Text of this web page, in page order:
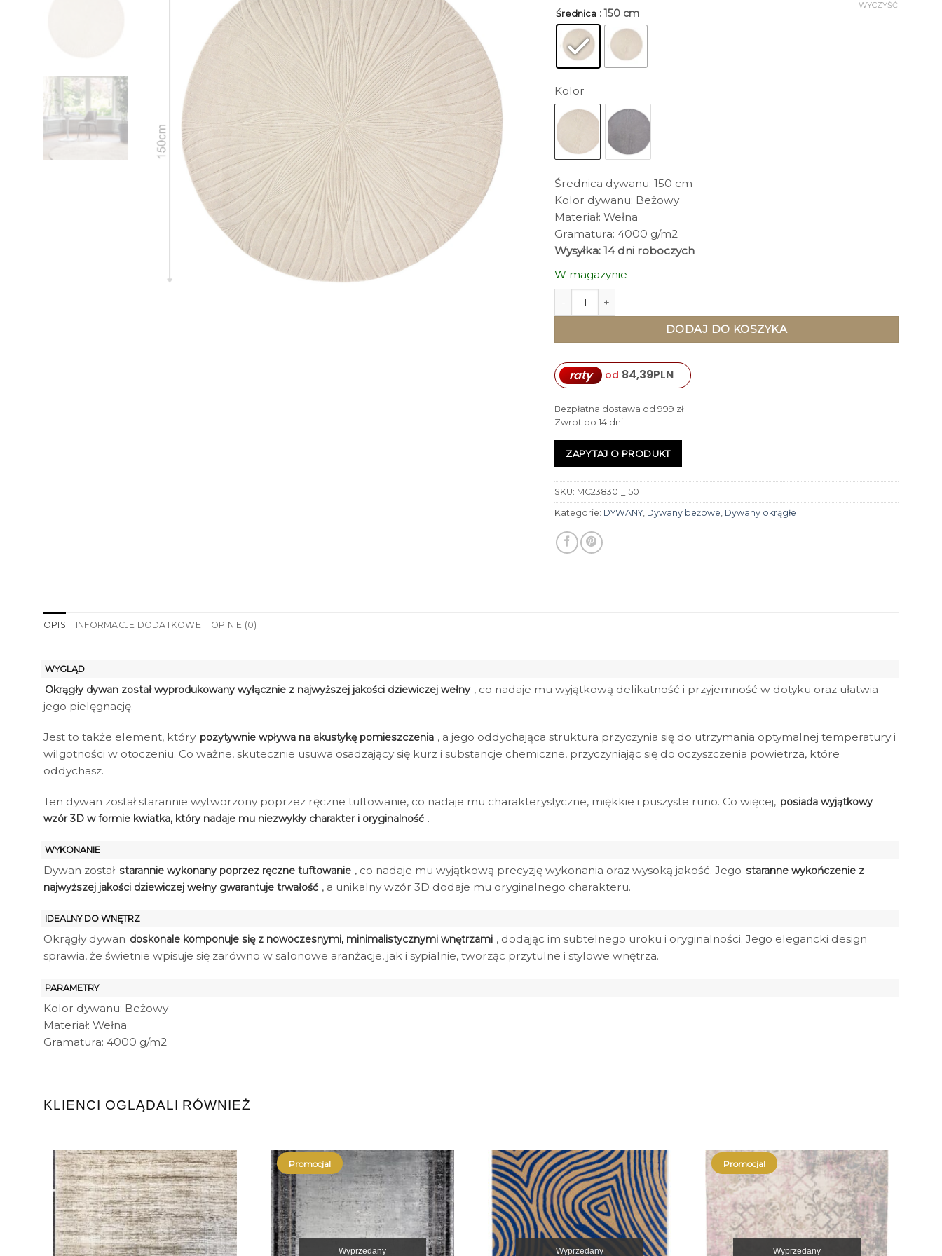
Średnica : 150 cm
WYCZYŚĆ
Kolor
Średnica dywanu: 150 cm
Kolor dywanu: Beżowy
Materiał: Wełna
Gramatura: 4000 g/m2
Wysyłka: 14 dni roboczych
W magazynie
ilość DYWAN Folia Round Stone, wzór 3D, beżowy, wełniany, premium
DODAJ DO KOSZYKA
raty od 84,39PLN
Bezpłatna dostawa od 999 zł
Zwrot do 14 dni
ZAPYTAJ O PRODUKT
SKU: MC238301_150
Kategorie: DYWANY, Dywany beżowe Dywany okrągłe
OPIS INFORMACJE DODATKOWE OPINIE (0)
WYGLĄD
Okrągły dywan został wyprodukowany wyłącznie z najwyższej jakości dziewiczej wełny , co nadaje mu wyjątkową delikatność i przyjemność w dotyku oraz ułatwia
jego pielęgnację.
Jest to także element, który pozytywnie wpływa na akustykę pomieszczenia , a jego oddychająca struktura przyczynia się do utrzymania optymalnej temperatury i
wilgotności w otoczeniu. Co ważne, skutecznie usuwa osadzający się kurz i substancje chemiczne, przyczyniając się do oczyszczenia powietrza, które
oddychasz.
Ten dywan został starannie wytworzony poprzez ręczne tuftowanie, co nadaje mu charakterystyczne, miękkie i puszyste runo. Co więcej, posiada wyjątkowy
wzór 3D w formie kwiatka, który nadaje mu niezwykły charakter i oryginalność .
WYKONANIE
Dywan został starannie wykonany poprzez ręczne tuftowanie , co nadaje mu wyjątkową precyzję wykonania oraz wysoką jakość. Jego staranne wykończenie z
najwyższej jakości dziewiczej wełny gwarantuje trwałość , a unikalny wzór 3D dodaje mu oryginalnego charakteru.
IDEALNY DO WNĘTRZ
Okrągły dywan doskonale komponuje się z nowoczesnymi, minimalistycznymi wnętrzami , dodając im subtelnego uroku i oryginalności. Jego elegancki design
sprawia, że świetnie wpisuje się zarówno w salonowe aranżacje, jak i sypialnie, tworząc przytulne i stylowe wnętrza.
PARAMETRY
Kolor dywanu: Beżowy
Materiał: Wełna
Gramatura: 4000 g/m2
KLIENCI OGLĄDALI RÓWNIEŻ
Promocja!
Wyprzedany Wyprzedany
Promocja!
Wyprzedany